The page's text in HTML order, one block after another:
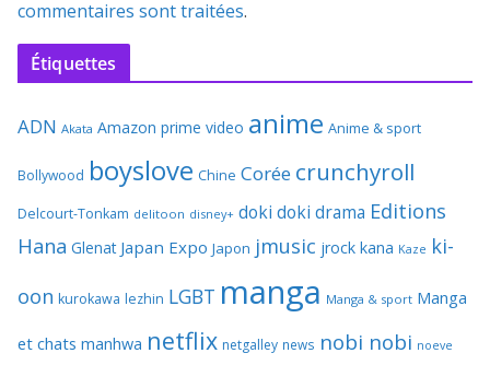
commentaires sont traitées.
Étiquettes
ADN Akata Amazon prime video anime Anime & sport
Bollywood boyslove Chine Corée crunchyroll
Delcourt-Tonkam delitoon disney+ doki doki drama Editions
Hana Glenat Japan Expo Japon jmusic jrock kana Kaze ki-
oon kurokawa lezhin LGBT manga Manga & sport Manga
et chats manhwa netflix netgalley news nobi nobi noeve